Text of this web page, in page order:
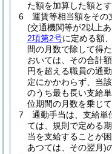
た額を加算した額とす
6
運賃等相当額をその
(交通機関等が2以上
2項第2号に定める額
間の月数で除して得
おいては、その合計
円を超える職員の通勤
定にかかわらず、当
のうち最も長い支給
位期間の月数を乗じて
7
通勤手当は、支給単
ては、規則で定める
当を支給することが
あつては、その翌月)